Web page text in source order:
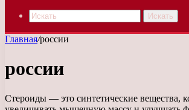
Искать
Главная/россии
россии
Стероиды — это синтетические вещества,